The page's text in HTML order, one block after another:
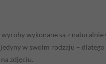
wyroby wykonane są z
jedyny w swoim rodzaju –
zdjęciu.